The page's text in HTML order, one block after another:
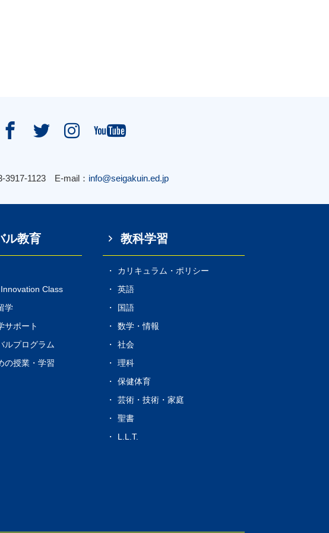
3917-1123 E-mail： info@seigakuin.ed.jp
   
ル教育
Class
学
サポート
ルプログラム
の授業・学習
教科学習
カリキュラム・ポリシー
英語
国語
数学・情報
社会
理科
保健体育
芸術・技術・家庭
聖書
L.L.T.